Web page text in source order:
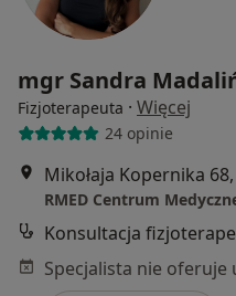
mgr Sandra
Fizjoterapeuta · Więcej
24 opinie
Mikołaja Kopernika
RMED Centrum
Konsultacja